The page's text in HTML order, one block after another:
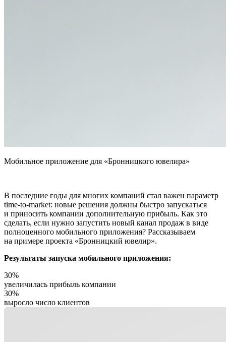
Мобильное приложение для «Бронницкого ювелира»
В последние годы для многих компаний стал важен параметр
time-to-market: новые решения должны быстро запускаться
и приносить компании дополнительную прибыль. Как это
сделать, если нужно запустить новый канал продаж в виде
полноценного мобильного приложения? Рассказываем
на примере проекта «Бронницкий ювелир».
Результаты запуска мобильного приложения:
30%
увеличилась прибыль компании
30%
выросло число клиентов